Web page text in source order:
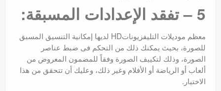
5 – تفقد الإعدادات المسبقة:
معظم موديلات التليفزيوناتHD لديها إمكانية التنسيق المسبق
للصورة، بحيث يمكنك ذلك من التحكم فى ضبط عناصر
الصورة، وذلك لتكييف الصورة وفقاً للمضمون المعروض من
ألعاب أو الرياضة أو الأفلام وغير ذلك، وعليك أن تتحقق من هذا
الاختيار.